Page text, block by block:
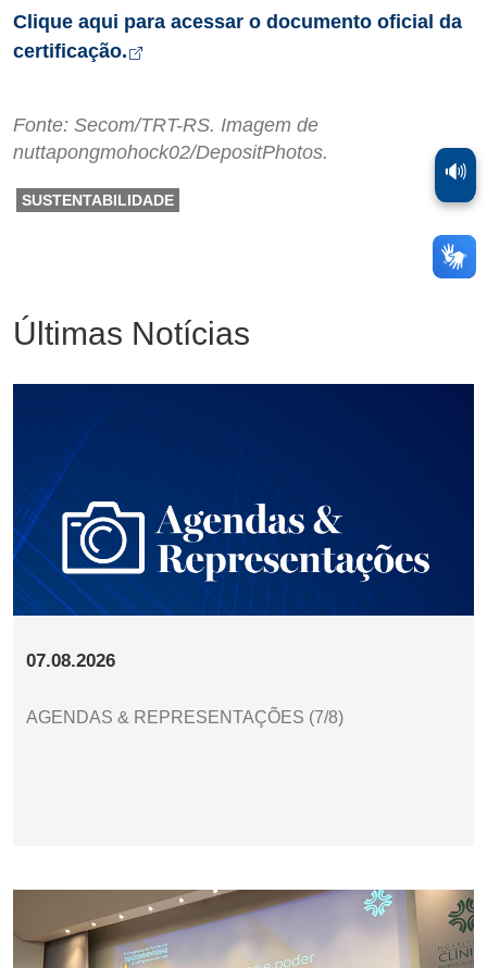
Clique aqui para acessar o documento oficial da
certificação.Arquivo tipo pdf de 1,7MB
Abre em nova aba
Fonte: Secom/TRT-RS. Imagem de
nuttapongmohock02/DepositPhotos.
SUSTENTABILIDADE
Últimas Notícias
07.08.2026
AGENDAS & REPRESENTAÇÕES (7/8)
🔊